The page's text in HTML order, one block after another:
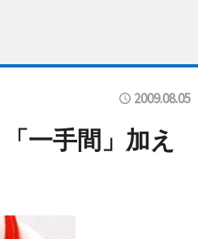
2009.08.05
一手間」加え